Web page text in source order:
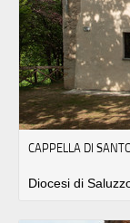
CAPPELLA DI
Diocesi di